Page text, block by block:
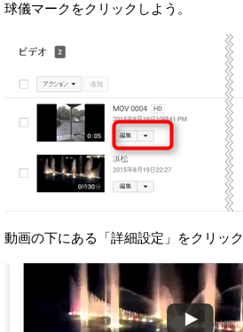
球儀マークをクリックしよう。
動画の下にある「詳細設定」をクリック